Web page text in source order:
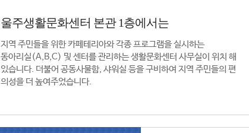
울주생활문화센터 본관 1층에서는
지역 주민들을 위한 카페테리아와 각종 프로그램을 실시하는
동아리실(A,B,C) 및 센터를 관리하는 생활문화센터 사무실이 위치 해
있습니다. 더불어 공동사물함, 샤워실 등을 구비하여 지역 주민들의 편
의성을 더 높여주었습니다.